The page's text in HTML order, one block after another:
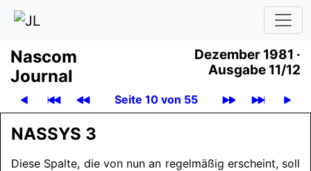
Nascom
Journal
Dezember 1981 ·
Ausgabe 11/12
Seite 10 von 55
NASSYS 3
Diese Spalte, die von nun an regelmäßig erscheint, soll